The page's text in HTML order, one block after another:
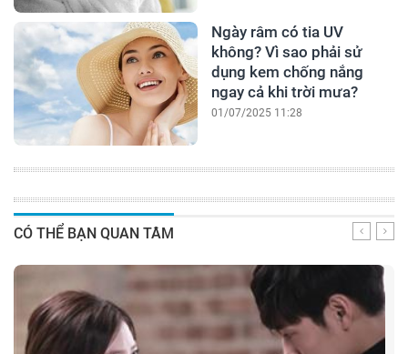
Ngày râm có tia UV
không? Vì sao phải sử
dụng kem chống nắng
ngay cả khi trời mưa?
01/07/2025 11:28
CÓ THỂ BẠN QUAN TÂM